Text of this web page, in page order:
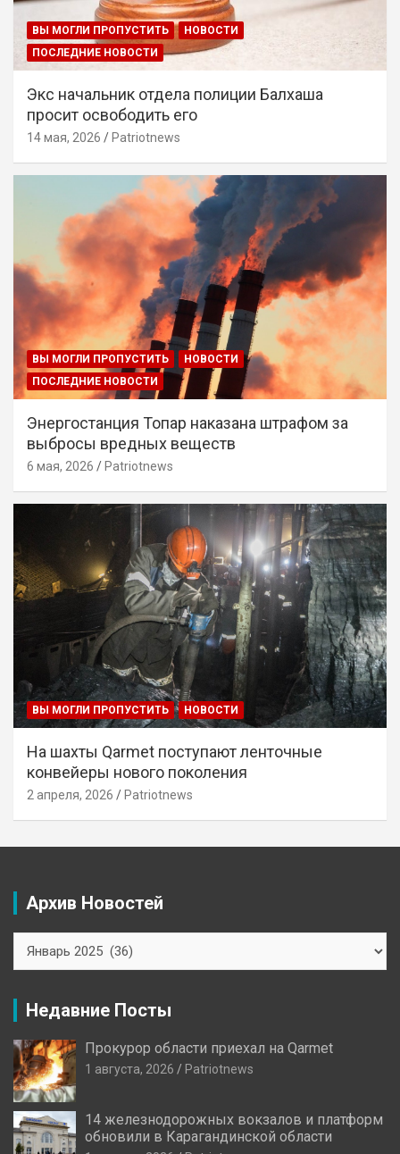
ВЫ МОГЛИ ПРОПУСТИТЬ
НОВОСТИ
ПОСЛЕДНИЕ НОВОСТИ
Экс начальник отдела полиции Балхаша
просит освободить его
14 мая, 2026 Patriotnews
ВЫ МОГЛИ ПРОПУСТИТЬ
НОВОСТИ
ПОСЛЕДНИЕ НОВОСТИ
Энергостанция Топар наказана штрафом за
выбросы вредных веществ
6 мая, 2026 Patriotnews
ВЫ МОГЛИ ПРОПУСТИТЬ НОВОСТИ
На шахты Qarmet поступают ленточные
конвейеры нового поколения
2 апреля, 2026 Patriotnews
Архив Новостей
Новостей
Недавние Посты
Прокурор области приехал на Qarmet
1 августа, 2026 Patriotnews
14 железнодорожных вокзалов и платформ
обновили в Карагандинской области